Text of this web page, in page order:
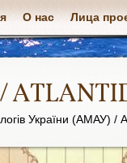
О нас Лица
України